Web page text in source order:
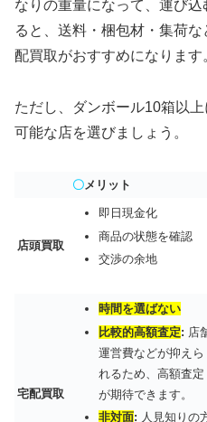
なりの重量になって、運び
ると、送料・梱包材・集荷
配買取がおすすめになります
ただし、ダンボール10箱以
可能な店を選びましょう。
〇 メリット
店頭買取
即日現金化
商品の状態を確認
交渉の余地
宅配買取
時間を選ばない
比較的高額査定: 店
運営費などが抑えら
れるため、高額査定
が期待できます。
非対面: 人見知りの